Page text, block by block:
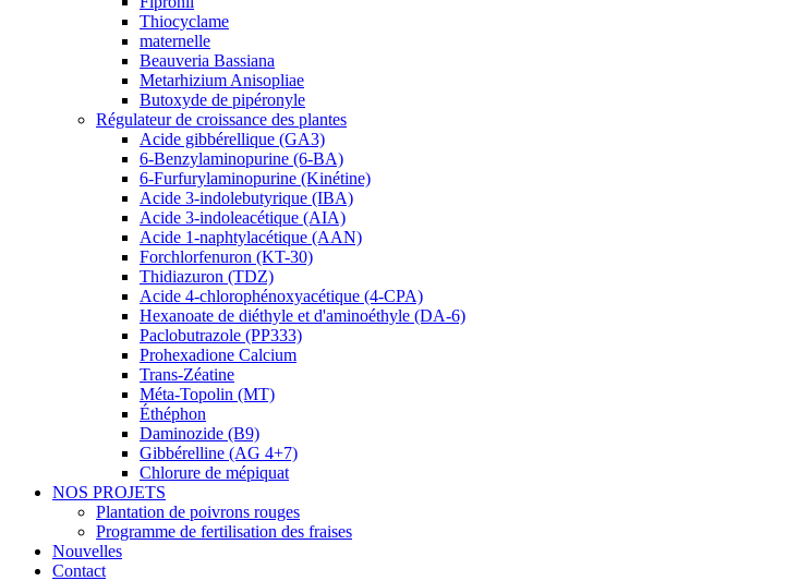
Thiocyclame
maternelle
Beauveria Bassiana
Metarhizium Anisopliae
Butoxyde de pipéronyle
Régulateur de croissance des plantes
Acide gibbérellique (GA3)
6-Benzylaminopurine (6-BA)
6-Furfurylaminopurine (Kinétine)
Acide 3-indolebutyrique (IBA)
Acide 3-indoleacétique (AIA)
Acide 1-naphtylacétique (AAN)
Forchlorfenuron (KT-30)
Thidiazuron (TDZ)
Acide 4-chlorophénoxyacétique (4-CPA)
Hexanoate de diéthyle et d'aminoéthyle (DA-6)
Paclobutrazole (PP333)
Prohexadione Calcium
Trans-Zéatine
Méta-Topolin (MT)
Éthéphon
Daminozide (B9)
Gibbérelline (AG 4+7)
Chlorure de mépiquat
NOS PROJETS
Plantation de poivrons rouges
Programme de fertilisation des fraises
Nouvelles
Contact